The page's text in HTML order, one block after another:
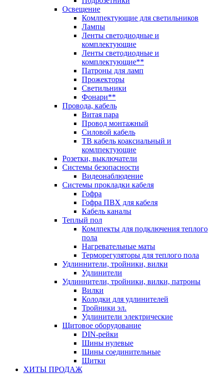
Освещение
Комлпектующие для светильников
Лампы
Ленты светодиодные и
комплектующие
Ленты светодиодные и
комплектующие**
Патроны для ламп
Прожекторы
Светильники
Фонари**
Провода, кабель
Витая пара
Провод монтажный
Силовой кабель
ТВ кабель коаксиальный и
комлпектующие
Розетки, выключатели
Системы безопасности
Видеонаблюдение
Системы прокладки кабеля
Гофра
Гофра ПВХ для кабеля
Кабель каналы
Теплый пол
Комлпекты для подключения теплого
пола
Нагревательные маты
Терморегуляторы для теплого пола
Удлиннители, тройники, вилки
Удлинители
Удлиннители, тройники, вилки, патроны
Вилки
Колодки для удлинителей
Тройники эл.
Удлинители электрические
Щитовое оборудование
DIN-рейки
Шины нулевые
Шины соединительные
Щитки
ХИТЫ ПРОДАЖ